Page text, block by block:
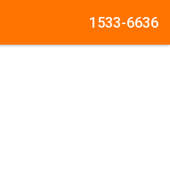
1533-6636